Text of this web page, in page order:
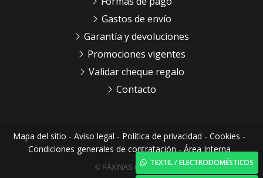
TEXTIL / ELECTRODOMÉSTICOS
Gastos de envío
Garantía y devoluciones
Promociones vigentes
Validar cheque regalo
Contacto
Mapa del sitio - Aviso legal - Política de privacidad - Cookies -
Condiciones generales de contratación-Área Interna
© PÁXINAS GALEGAS